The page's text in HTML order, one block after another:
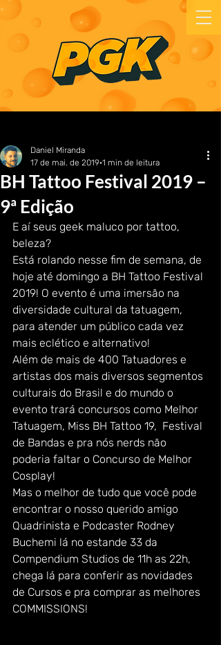
BH Tattoo Festival 2019 –
9ª Edição
Daniel Miranda
17 de mai. de 2019 1 min de leitura
E aí seus geek maluco por tattoo,
beleza?
Está rolando nesse fim de semana, de
hoje até domingo a BH Tattoo Festival
2019! O evento é uma imersão na
diversidade cultural da tatuagem,
para atender um público cada vez
mais eclético e alternativo!
Além de mais de 400 Tatuadores e
artistas dos mais diversos segmentos
culturais do Brasil e do mundo o
evento trará concursos como Melhor
Tatuagem, Miss BH Tattoo 19,  Festival
de Bandas e pra nós nerds não
poderia faltar o Concurso de Melhor
Cosplay!
Mas o melhor de tudo que você pode
encontrar o nosso querido amigo
Quadrinista e Podcaster Rodney
Buchemi lá no estande 33 da
Compendium Studios de 11h as 22h,
chega lá para conferir as novidades
de Cursos e pra comprar as melhores
COMMISSIONS!